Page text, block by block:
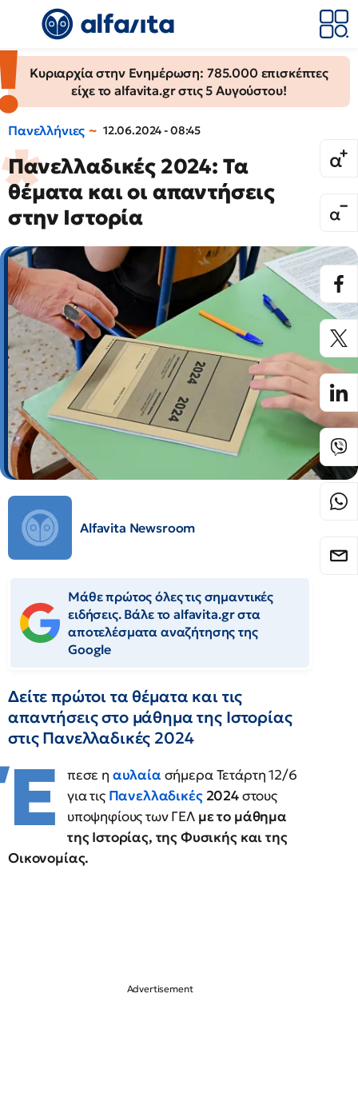
Κυριαρχία στην Ενημέρωση: 785.000 επισκέπτες
είχε το alfavita.gr στις 5 Αυγούστου!
Πανελλήνιες 12.06.2024 - 08:45
Πανελλαδικές 2024: Τα
θέματα και οι απαντήσεις
στην Ιστορία
Alfavita Newsroom
Μάθε πρώτος όλες τις σημαντικές
ειδήσεις. Βάλε το alfavita.gr στα
αποτελέσματα αναζήτησης της
Google
Δείτε πρώτοι τα θέματα και τις
απαντήσεις στο μάθημα της Ιστορίας
στις Πανελλαδικές 2024
Έ πεσε η αυλαία σήμερα Τετάρτη 12/6
για τις Πανελλαδικές 2024στους
υποψηφίους των ΓΕΛ με το μάθημα
της Ιστορίας, της Φυσικής και της
Οικονομίας.